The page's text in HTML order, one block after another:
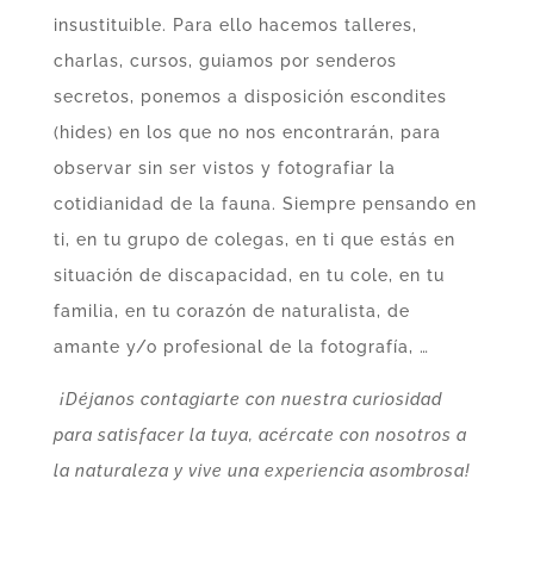
insustituible. Para ello hacemos talleres,
charlas, cursos, guiamos por senderos
secretos, ponemos a disposición escondites
(hides) en los que no nos encontrarán, para
observar sin ser vistos y fotografiar la
cotidianidad de la fauna. Siempre pensando en
ti, en tu grupo de colegas, en ti que estás en
situación de discapacidad, en tu cole, en tu
familia, en tu corazón de naturalista, de
amante y/o profesional de la fotografía, …
¡Déjanos contagiarte con nuestra curiosidad
para satisfacer la tuya, acércate con nosotros a
la naturaleza y vive una experiencia asombrosa!